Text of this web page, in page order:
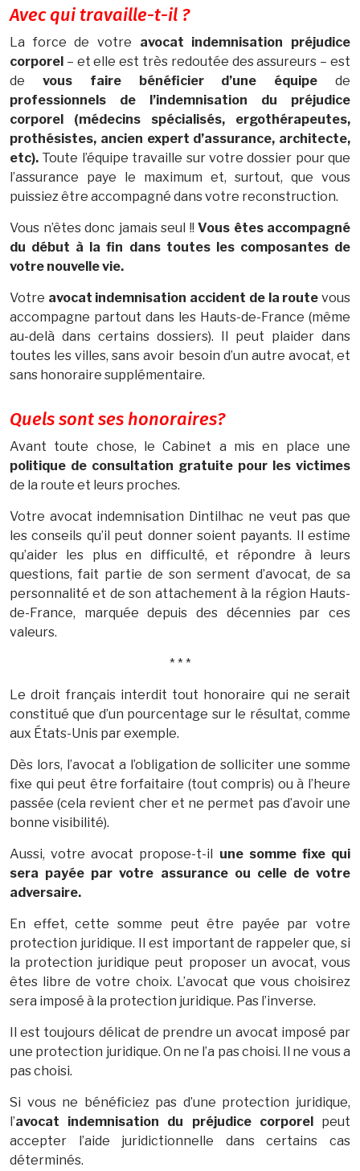
Avec qui travaille-t-il ?
La force de votre avocat indemnisation préjudice
corporel – et elle est très redoutée des assureurs – est
de vous faire bénéficier d’une équipe de
professionnels de l’indemnisation du préjudice
corporel (médecins spécialisés, ergothérapeutes,
prothésistes, ancien expert d’assurance, architecte,
etc). Toute l’équipe travaille sur votre dossier pour que
l’assurance paye le maximum et, surtout, que vous
puissiez être accompagné dans votre reconstruction.
Vous n’êtes donc jamais seul !! Vous êtes accompagné
du début à la fin dans toutes les composantes de
votre nouvelle vie.
Votre avocat indemnisation accident de la route vous
accompagne partout dans les Hauts-de-France (même
au-delà dans certains dossiers). Il peut plaider dans
toutes les villes, sans avoir besoin d’un autre avocat, et
sans honoraire supplémentaire.
Quels sont ses honoraires?
Avant toute chose, le Cabinet a mis en place une
politique de consultation gratuite pour les victimes
de la route et leurs proches.
Votre avocat indemnisation Dintilhac ne veut pas que
les conseils qu’il peut donner soient payants. Il estime
qu’aider les plus en difficulté, et répondre à leurs
questions, fait partie de son serment d’avocat, de sa
personnalité et de son attachement à la région Hauts-
de-France, marquée depuis des décennies par ces
valeurs.
* * *
Le droit français interdit tout honoraire qui ne serait
constitué que d’un pourcentage sur le résultat, comme
aux États-Unis par exemple.
Dès lors, l’avocat a l’obligation de solliciter une somme
fixe qui peut être forfaitaire (tout compris) ou à l’heure
passée (cela revient cher et ne permet pas d’avoir une
bonne visibilité).
Aussi, votre avocat propose-t-il une somme fixe qui
sera payée par votre assurance ou celle de votre
adversaire.
En effet, cette somme peut être payée par votre
protection juridique. Il est important de rappeler que, si
la protection juridique peut proposer un avocat, vous
êtes libre de votre choix. L’avocat que vous choisirez
sera imposé à la protection juridique. Pas l’inverse.
Il est toujours délicat de prendre un avocat imposé par
une protection juridique. On ne l’a pas choisi. Il ne vous a
pas choisi.
Si vous ne bénéficiez pas d’une protection juridique,
l’avocat indemnisation du préjudice corporelpeut
accepter l’aide juridictionnelle dans certains cas
déterminés.